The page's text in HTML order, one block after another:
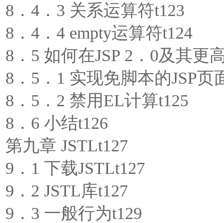
8．4．3 关系运算符t123
8．4．4 empty运算符t124
8．5 如何在JSP 2．0及其更
8．5．1 实现免脚本的JSP页
8．5．2 禁用EL计算t125
8．6 小结t126
第九章 JSTLt127
9．1 下载JSTLt127
9．2 JSTL库t127
9．3 一般行为t129